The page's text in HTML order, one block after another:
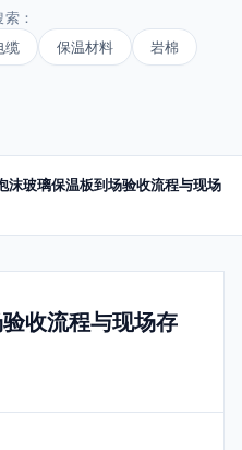
：
缆 保温材料 岩棉
沫玻璃保温板到场验收流程与现场
收流程与现场存